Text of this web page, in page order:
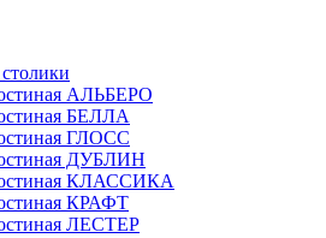
АЛЬБЕРО
БЕЛЛА
ГЛОСС
ДУБЛИН
КЛАССИКА
КРАФТ
ЛЕСТЕР